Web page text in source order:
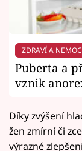
ZDRAVÍ A
Puberta a
vznik
Díky zvýšení
žen zmírní či
výrazné